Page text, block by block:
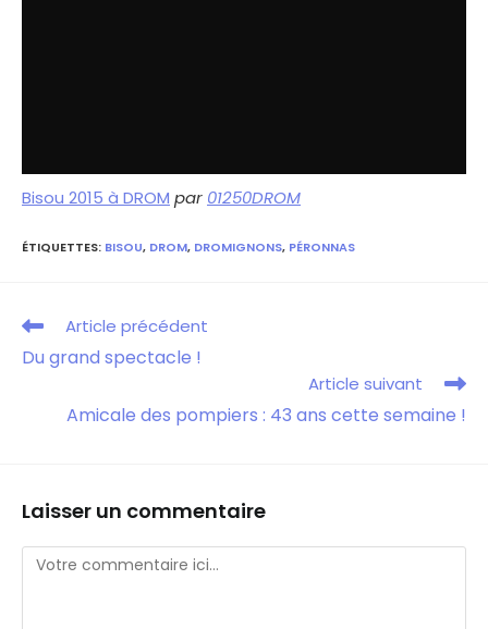
Bisou 2015 à DROM par 01250DROM
ÉTIQUETTES: BISOU, DROM, DROMIGNONS, PÉRONNAS
Article précédent
Du grand spectacle !
Article suivant
Amicale des pompiers : 43 ans cette semaine !
Laisser un commentaire